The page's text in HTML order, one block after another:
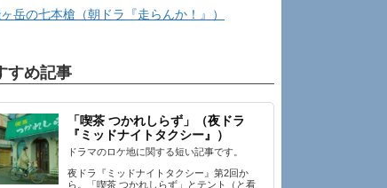
岳の七本槍（朝ドラ『走らんか！』）
すめ記事
「喫茶 つかれしらず」（夜ドラ
『ミッドナイトタクシー』）
ドラマのロケ地に関する短い記事です。
夜ドラ『ミッドナイトタクシー』第2回か
ら。「喫茶 つかれしらず」とテント（と看